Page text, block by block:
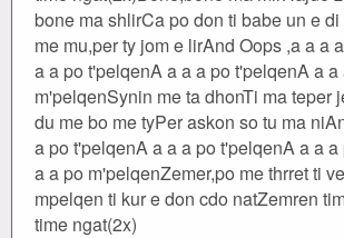
bone ma shlirCa po don ti babe un e
me mu,per ty jom e lirAnd Oops ,a a a
a a po t'pelqenA a a a po t'pelqenA a a
m'pelqenSynin me ta dhonTi ma teper
du me bo me tyPer askon so tu ma
a po t'pelqenA a a a po t'pelqenA a a
a a po m'pelqenZemer,po me thrret ti
mpelqen ti kur e don cdo natZemren
time ngat(2x)